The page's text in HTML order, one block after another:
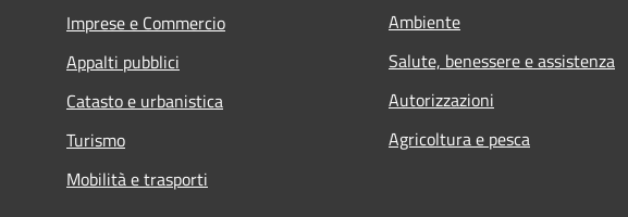
Imprese e Commercio
Appalti pubblici
Catasto e urbanistica
Turismo
Mobilità e trasporti
Ambiente
Salute, benessere e assistenza
Autorizzazioni
Agricoltura e pesca